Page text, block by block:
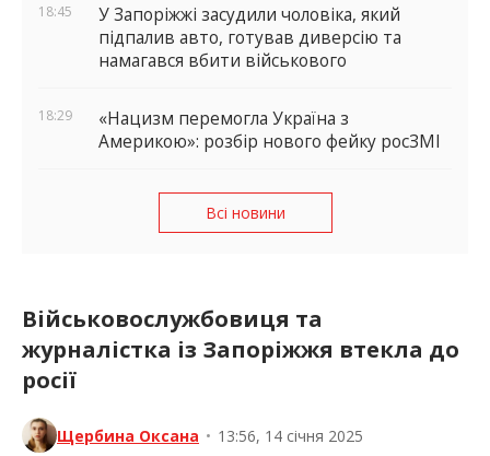
18:45
У Запоріжжі засудили чоловіка, який
підпалив авто, готував диверсію та
намагався вбити військового
18:29
«Нацизм перемогла Україна з
Америкою»: розбір нового фейку росЗМІ
Всі новини
Військовослужбовиця та
журналістка із Запоріжжя втекла до
росії
Щербина Оксана • 13:56, 14 січня 2025